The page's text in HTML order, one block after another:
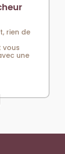
rien de
vous
une